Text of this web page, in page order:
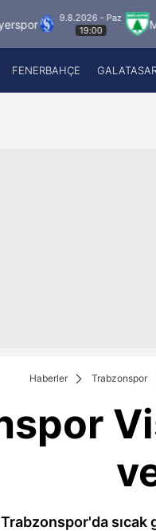
9.8.2026 - Paz
19:00
FENERBAHÇE
Haberler Trabzonspor